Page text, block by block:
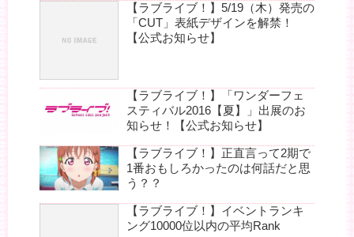
【ラブライブ！】5/19（木）発売の
「CUT」表紙デザインを解禁！
【公式お知らせ】
【ラブライブ！】「ワンダーフェ
スティバル2016【夏】」出展のお
知らせ！【公式お知らせ】
【ラブライブ！】正直言って2期で
1番おもしろかったのは何話だと思
う？？
【ラブライブ！】イベントランキ
ング10000位以内の平均Rank